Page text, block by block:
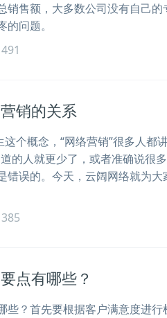
销售额，大多数公司没有自己的
问题。
491
销的关系
个概念，“网络营销”很多人都
的人就更少了，或者准确说很
错误的。今天，云阔网络就为
385
点有哪些？
些？首先要根据客户满意度进